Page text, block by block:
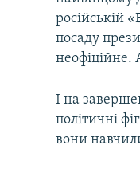
російській
посаду
неофіційне.
І на
політичні
вони